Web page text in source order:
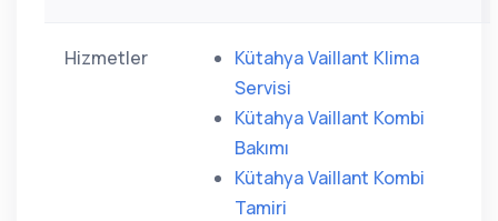
Hizmetler
Kütahya Vaillant Klima
Servisi
Kütahya Vaillant Kombi
Bakımı
Kütahya Vaillant Kombi
Tamiri